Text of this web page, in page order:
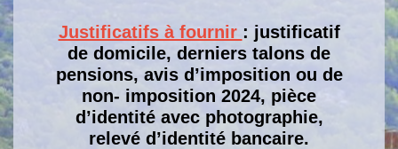
Justificatifs à fournir : justificatif
de domicile, derniers talons de
pensions, avis d’imposition ou de
non- imposition 2024, pièce
d’identité avec photographie,
relevé d’identité bancaire.